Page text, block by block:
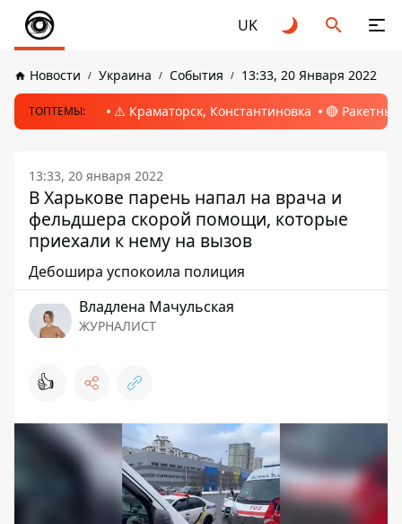
UK
Новости Украина События 13:33, 20 Января 2022
ТОПТЕМЫ: ⚠️ Краматорск, Константиновка 🔴
13:33, 20 января 2022
В Харькове парень напал на врача и
фельдшера скорой помощи, которые
приехали к нему на вызов
Дебошира успокоила полиция
Владлена Мачульская
ЖУРНАЛИСТ
👍